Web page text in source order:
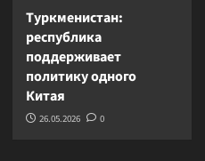
Туркменистан:
республика
поддерживает
политику одного
Китая
26.05.2026 0